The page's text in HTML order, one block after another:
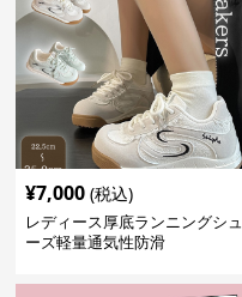
¥7,000 (税込)
レディース厚底ランニングシュ
ーズ軽量通気性防滑